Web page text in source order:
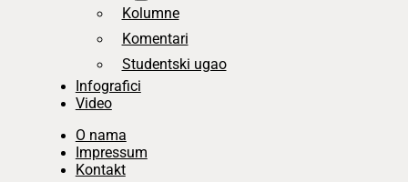
Kolumne
Komentari
Studentski ugao
Infografici
Video
O nama
Impressum
Kontakt